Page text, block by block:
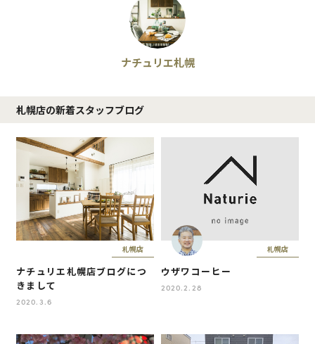
ナチュリエ札幌
札幌店の新着スタッフブログ
札幌店
ナチュリエ札幌店ブログにつ
きまして
2020.3.6
札幌店
ウザワコーヒー
2020.2.28